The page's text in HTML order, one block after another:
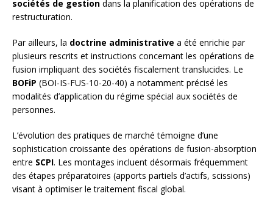
sociétés de gestion dans la planification des opérations de
restructuration.
Par ailleurs, la doctrine administrative a été enrichie par
plusieurs rescrits et instructions concernant les opérations de
fusion impliquant des sociétés fiscalement translucides. Le
BOFiP (BOI-IS-FUS-10-20-40) a notamment précisé les
modalités d’application du régime spécial aux sociétés de
personnes.
L’évolution des pratiques de marché témoigne d’une
sophistication croissante des opérations de fusion-absorption
entre SCPI. Les montages incluent désormais fréquemment
des étapes préparatoires (apports partiels d’actifs, scissions)
visant à optimiser le traitement fiscal global.